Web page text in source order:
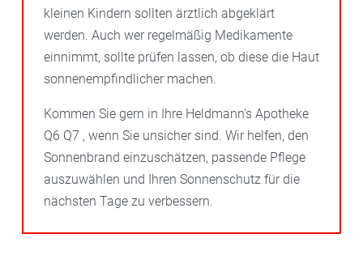
kleinen Kindern sollten ärztlich abgeklärt
werden. Auch wer regelmäßig Medikamente
einnimmt, sollte prüfen lassen, ob diese die Haut
sonnenempfindlicher machen.
Kommen Sie gern in Ihre Heldmann's Apotheke
Q6 Q7 , wenn Sie unsicher sind. Wir helfen, den
Sonnenbrand einzuschätzen, passende Pflege
auszuwählen und Ihren Sonnenschutz für die
nächsten Tage zu verbessern.